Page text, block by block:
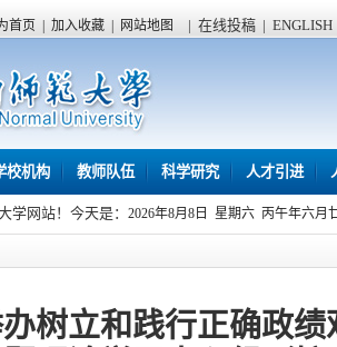
首页 加入收藏 网站地图 | 在线投稿 | ENGLISH
校机构 教师队伍 科学研究 人才引进
学网站！今天是： 2026年8月8日 星期六 丙午年六月
树立和践行正确政